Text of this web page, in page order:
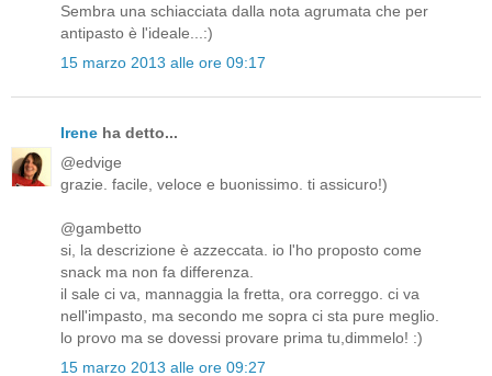
Sembra una schiacciata dalla nota agrumata che per
antipasto è l'ideale...:)
15 marzo 2013 alle ore 09:17
Irene ha detto...
@edvige
grazie. facile, veloce e buonissimo. ti assicuro!)
@gambetto
si, la descrizione è azzeccata. io l'ho proposto come
snack ma non fa differenza.
il sale ci va, mannaggia la fretta, ora correggo. ci va
nell'impasto, ma secondo me sopra ci sta pure meglio.
lo provo ma se dovessi provare prima tu,dimmelo! :)
15 marzo 2013 alle ore 09:27